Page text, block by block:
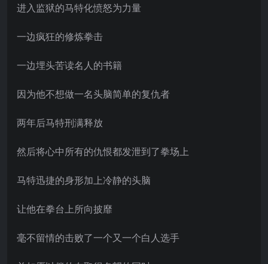
进入监狱的马特化愤怒为力量
一边疯狂的修炼拳击
一边埋头苦读名人的书籍
因为他不想做一名头脑简单的复仇者
两年后马特刑满释放
然后将心中所有的仇恨都发泄到了拳场上
马特迅捷的身形加上冷静的头脑
让他在拳台上所向披靡
毫不留情的击败了一个又一个白人选手